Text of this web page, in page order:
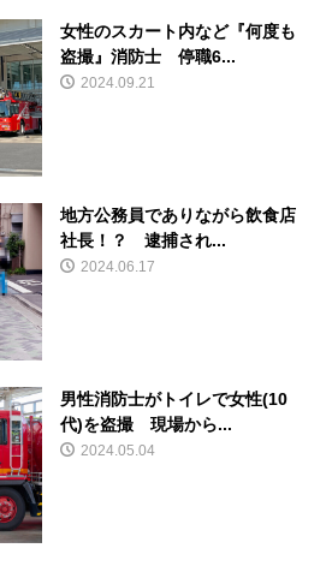
女性のスカート内など『何度も
盗撮』消防士 停職6...
2024.09.21
地方公務員でありながら飲食店
社長！？ 逮捕され...
2024.06.17
男性消防士がトイレで女性(10
代)を盗撮 現場から...
2024.05.04